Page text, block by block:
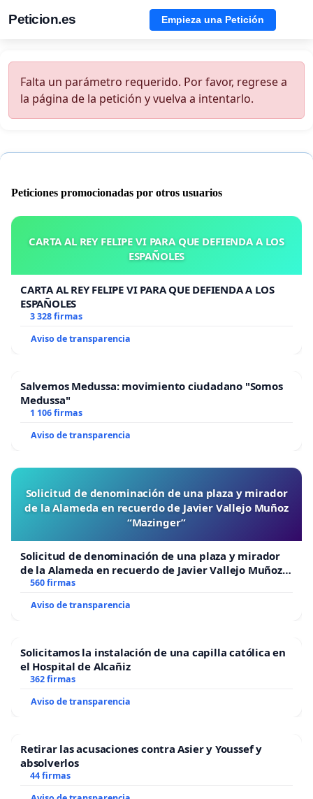
Peticion.es Empieza una Petición
Falta un parámetro requerido. Por favor, regrese a
la página de la petición y vuelva a intentarlo.
Peticiones promocionadas por otros usuarios
CARTA AL REY FELIPE VI PARA QUE DEFIENDA A LOS
ESPAÑOLES
CARTA AL REY FELIPE VI PARA QUE DEFIENDA A LOS
ESPAÑOLES
3 328 firmas
Aviso de transparencia
Salvemos Medussa: movimiento ciudadano "Somos
Medussa"
1 106 firmas
Aviso de transparencia
Solicitud de denominación de una plaza y mirador
de la Alameda en recuerdo de Javier Vallejo Muñoz
“Mazinger”
Solicitud de denominación de una plaza y mirador
de la Alameda en recuerdo de Javier Vallejo Muñoz
“Mazinger”
560 firmas
Aviso de transparencia
Solicitamos la instalación de una capilla católica en
el Hospital de Alcañiz
362 firmas
Aviso de transparencia
Retirar las acusaciones contra Asier y Youssef y
absolverlos
44 firmas